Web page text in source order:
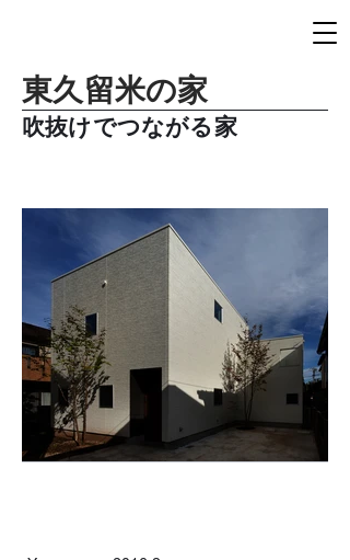
東久留米の家
吹抜けでつながる家